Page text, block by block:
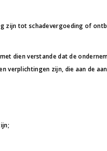
zijn tot schadevergoeding of
dien verstande dat de
zijn, die aan de